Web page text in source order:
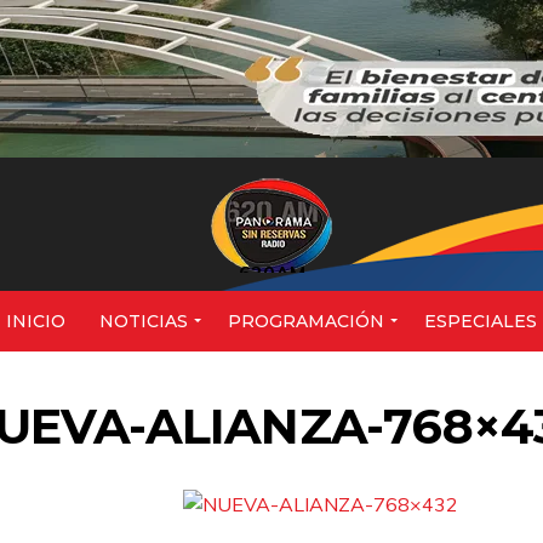
620AM
INICIO NOTICIAS PROGRAMACIÓN ESPECIALES
ALIANZA-